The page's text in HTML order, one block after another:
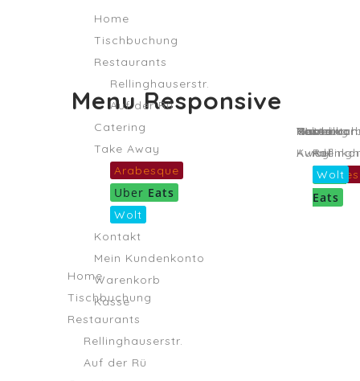
Home
Tischbuchung
Restaurants
Rellinghauserstr.
Auf der Rü
Catering
Take Away
Arabesque
Uber Eats
Wolt
Kontakt
Mein Kundenkonto
Warenkorb
Kasse
Menu Responsive
Home
Auf
der
Rü
Catering
Take
Away
Uber
Eats
Wolt
Kontakt
Mein
Kasse
Home
Tischbuchung
Restaurants
Rellinghauserstr.
Auf der Rü